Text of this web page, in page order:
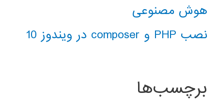
هوش مصنوعی
نصب PHP و composer در ویندوز 10
برچسب‌ها